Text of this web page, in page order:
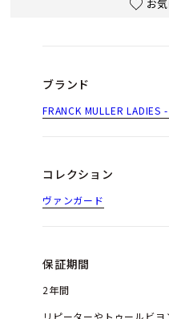
お
ブランド
FRANCK MULLER LADIES
コレクション
ヴァンガード
保証期間
2年間